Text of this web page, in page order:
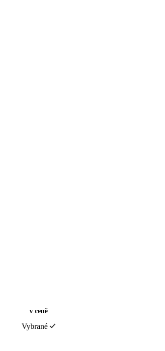
v ceně
Vybrané